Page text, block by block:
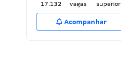
17.132
vagas
superior
Acompanhar